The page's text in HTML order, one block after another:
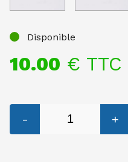
Disponible
10.00 € TTC
- +